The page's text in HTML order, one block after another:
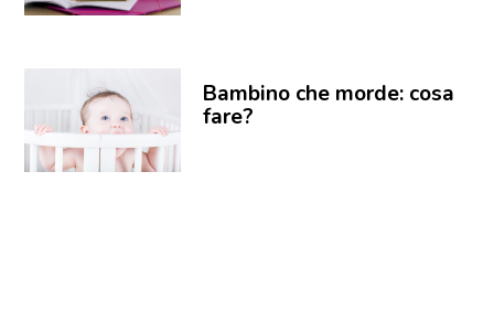
Bambino che morde: cosa
fare?